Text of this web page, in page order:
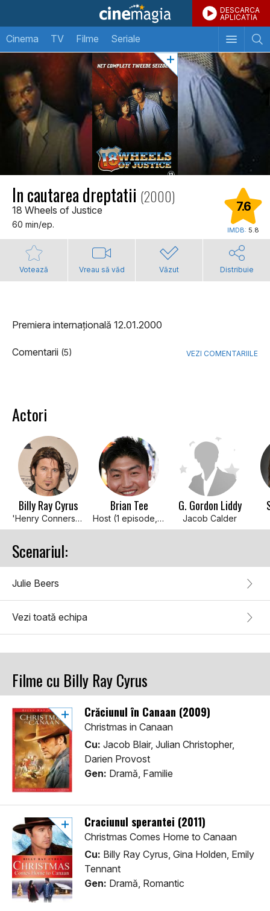
DESCARCA
APLICATIA
Cinema TV Filme Seriale
In cautarea dreptatii (2000)
18 Wheels of Justice
60 min/ep.
7.6
IMDB: 5.8
Votează Vreau să văd Văzut Distribuie
Premiera internațională 12.01.2000
Comentarii (5) VEZI COMENTARIILE
Actori
Billy Ray Cyrus
'Henry Conners' (1 episode, 2000)
Brian Tee
Host (1 episode, 2001)
G. Gordon Liddy
Jacob Calder
Scenariul:
Julie Beers
Vezi toată echipa
Filme cu Billy Ray Cyrus
Crăciunul în Canaan (2009)
Christmas in Canaan
Cu: Jacob Blair, Julian Christopher,
Darien Provost
Gen: Dramă, Familie
Craciunul sperantei (2011)
Christmas Comes Home to Canaan
Cu: Billy Ray Cyrus, Gina Holden, Emily
Tennant
Gen: Dramă, Romantic